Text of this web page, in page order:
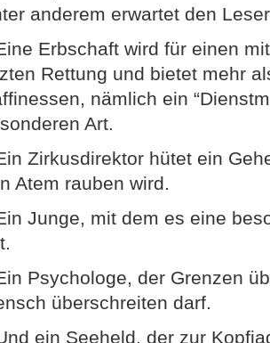
anderem erwartet den
Erbschaft wird für einen
Rettung und bietet mehr
nämlich ein
Art.
Zirkusdirektor hütet ein
Atem rauben wird.
Junge, mit dem es eine
Psychologe, der Grenzen
überschreiten darf.
ein Seeheld, der zur